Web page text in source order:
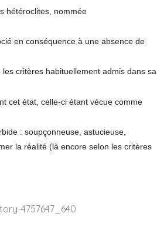
hétéroclites, nommée
en conséquence à une absence de
critères habituellement admis dans sa
cet état, celle-ci étant vécue comme
: soupçonneuse, astucieuse,
la réalité (là encore selon les critères